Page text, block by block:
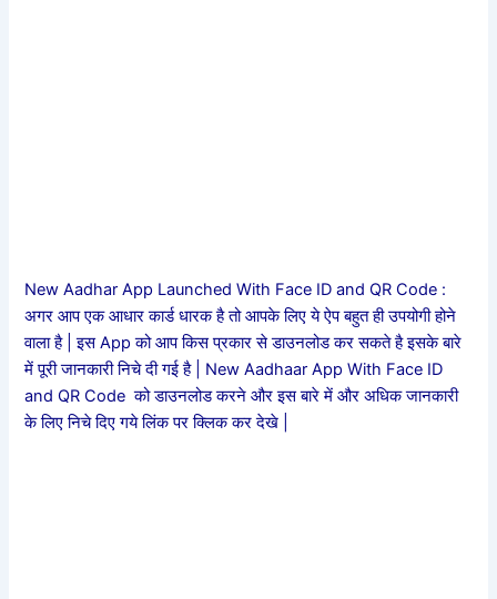
New Aadhar App Launched With Face ID and QR Code :
अगर आप एक आधार कार्ड धारक है तो आपके लिए ये ऐप बहुत ही उपयोगी होने
वाला है | इस App को आप किस प्रकार से डाउनलोड कर सकते है इसके बारे
में पूरी जानकारी निचे दी गई है | New Aadhaar App With Face ID
and QR Code को डाउनलोड करने और इस बारे में और अधिक जानकारी
के लिए निचे दिए गये लिंक पर क्लिक कर देखे |